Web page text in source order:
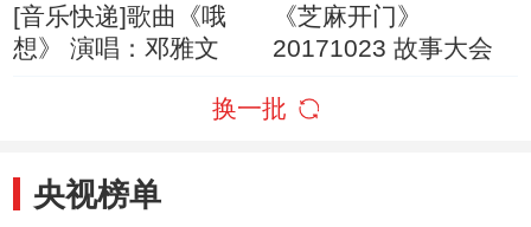
[音乐快递]歌曲《哦
想》 演唱：邓雅文
《芝麻开门》
20171023 故事大会
换一批
央视榜单